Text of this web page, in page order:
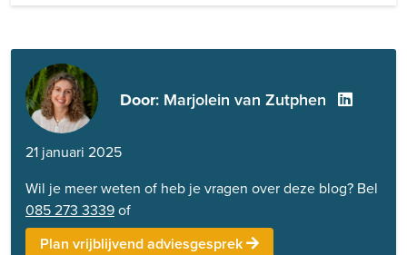
Door: Marjolein van Zutphen
21 januari 2025
Wil je meer weten of heb je vragen over deze blog? Bel
085 273 3339of
Plan vrijblijvend adviesgesprek